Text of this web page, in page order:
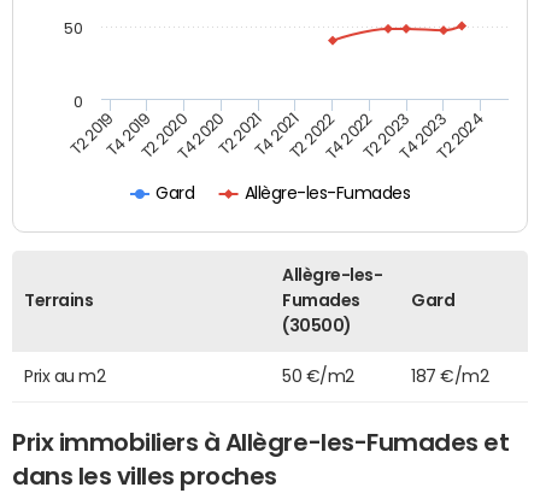
Gard Allègre-les-Fumades
T2 2019T4 2019T2 2020T4 2020T2 2021T4 2021T2 2022T4 2022T2 2023T4 2023T2 2024
0
50
Terrains
Allègre-les-
Fumades
(30500)
Gard
Prix au m2 50 €/m2 187 €/m2
Prix immobiliers à Allègre-les-Fumades et
dans les villes proches